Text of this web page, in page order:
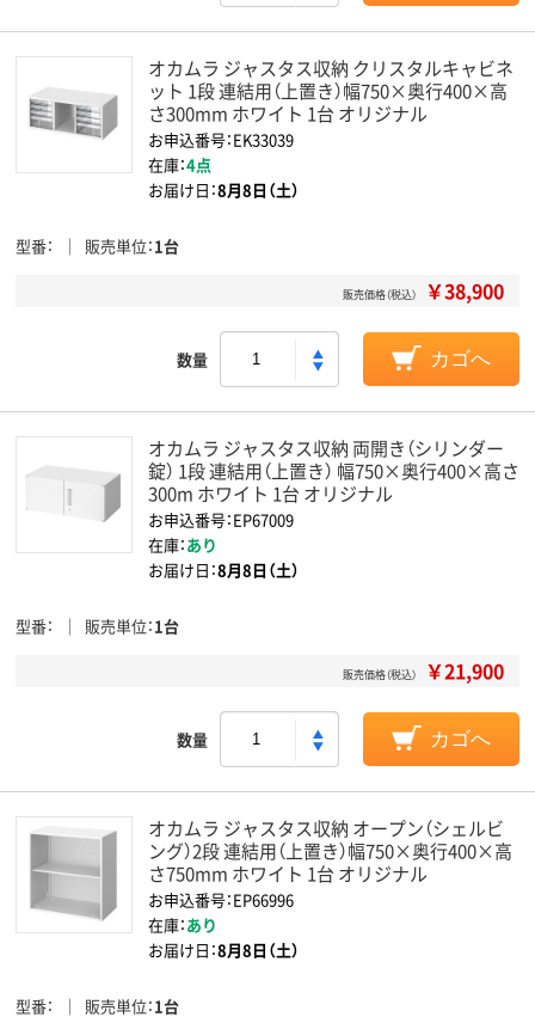
オカムラ ジャスタス収納 クリスタルキャビネ
ット 1段 連結用（上置き）幅750×奥行400×高
さ300mm ホワイト 1台 オリジナル
お申込番号：EK33039
在庫：4点
お届け日：8月8日（土）
型番 販売単位 1台
販売価格（税込） ￥38,900
数量 カゴへ
オカムラ ジャスタス収納 両開き（シリンダー
錠） 1段 連結用（上置き） 幅750×奥行400×高さ
300m ホワイト 1台 オリジナル
お申込番号：EP67009
在庫：あり
お届け日：8月8日（土）
型番 販売単位 1台
販売価格（税込） ￥21,900
数量 カゴへ
オカムラ ジャスタス収納 オープン（シェルビ
ング）2段 連結用（上置き）幅750×奥行400×高
さ750mm ホワイト 1台 オリジナル
お申込番号：EP66996
在庫：あり
お届け日：8月8日（土）
型番 販売単位 1台